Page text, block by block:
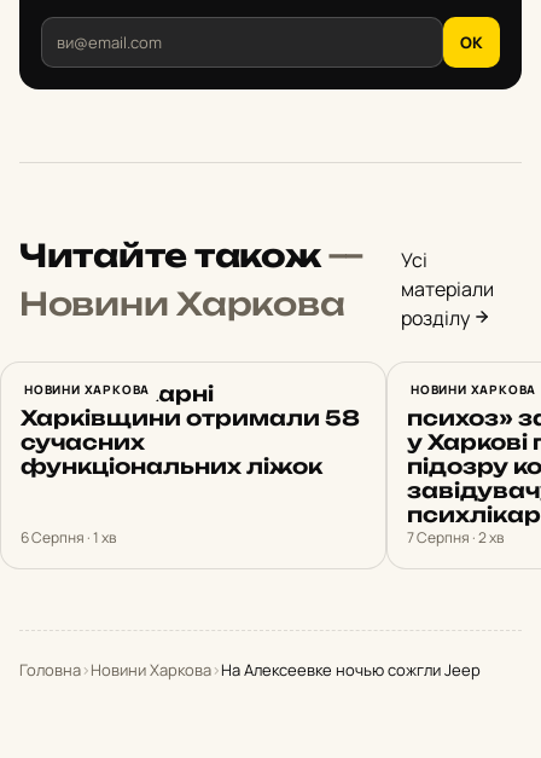
OK
Читайте також—
Новини Харкова
Усі
матеріали
розділу
НОВИНИ ХАРКОВА
Ще три лікарні
Харківщини отримали 58
сучасних
функціональних ліжок
6 Серпня · 1 хв
НОВИНИ ХАРКОВА
Вигадав
психоз»
у
підозру
7 Серпня · 2 хв
Головна›Новини Харкова›На Алексеевке ночью сожгли Jeep